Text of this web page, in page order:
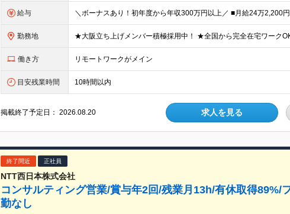
給与
勤務地
働き方 リモートワークがメイン
目安残業時間 10時間以内
掲載終了予定日：2026.08.20 求人を見る
終了間近 正社員
NTT西日本株式会社
コンサルティング営業/賞与年2回/残業月13h/有休取得89%/
勤なし